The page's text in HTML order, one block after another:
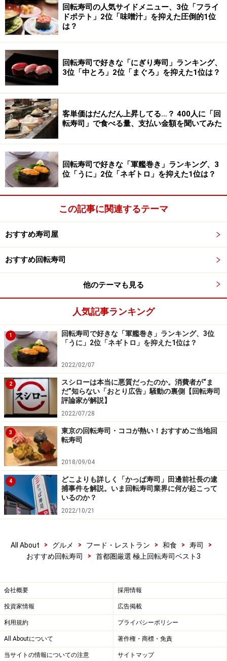
回転寿司の人気サイドメニュー、3位「フライ
ドポテト」2位「味噌汁」を抑えた圧倒的1位
は？
回転寿司で好きな「にぎり寿司」ランキング、
3位「中とろ」2位「まぐろ」を抑えた1位は？
客単価はだんだん上昇してる…？ 400人に「回
転寿司」で食べる量、支払い金額を聞いてみた
回転寿司で好きな「軍艦巻き」ランキング、3
位「うに」2位「ネギトロ」を抑えた1位は？
この記事に関連するテーマ
おすすめ寿司屋
おすすめ回転寿司
他のテーマも見る
人気記事ランキング
1
回転寿司で好きな「軍艦巻き」ランキング、3位
「うに」2位「ネギトロ」を抑えた1位は？
2022/02/07
2
スシローは本当に悪質だったのか。消費者が“ま
だ”知らない「おとり広告」騒動の裏側【回転寿司
評論家が解説】
2022/07/28
3
東京の回転寿司・ココが熱い！おすすめご当地回
転寿司
2018/09/04
4
どこよりも詳しく「かっぱ寿司」田邊前社長の逮
捕事件を解説。いま回転寿司業界に何が起こって
いるのか？
2022/10/21
All About > グルメ > フード・レストラン > 和食 > 寿司
>
おすすめ回転寿司
> 首都圏厳選 極上回転寿司ベスト3
会社概要 採用情報
投資家情報 広告掲載
利用規約 プライバシーポリシー
All Aboutについて 著作権・商標・免責
当サイトの情報についての注意 サイトマップ